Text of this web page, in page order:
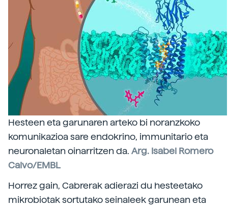
Hesteen eta garunaren arteko bi noranzkoko
komunikazioa sare endokrino, immunitario eta
neuronaletan oinarritzen da. Arg. Isabel Romero
Calvo/EMBL
Horrez gain, Cabrerak adierazi du hesteetako
mikrobiotak sortutako seinaleek garunean eta